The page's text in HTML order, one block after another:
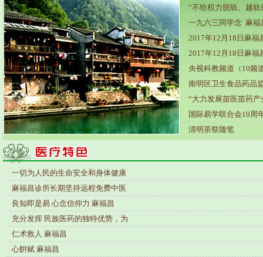
· “不给权力脱轨、越轨
· 一九六三同学念 麻福
· 2017年12月18日麻福
· 2017年12月18日麻福
· 央视科教频道（10频
· 南明区卫生食品药品
· “大力发展苗医苗药产
· 国际易学联合会10周
· 清明茶祭随笔
· 一切为人民的生命安全和身体健康
· 麻福昌诊所长期坚持远程免费中医
· 良知即是易 心念信仰力 麻福昌
· 充分发挥 民族医药的独特优势，为
· 仁术救人 麻福昌
· 心餠赋 麻福昌